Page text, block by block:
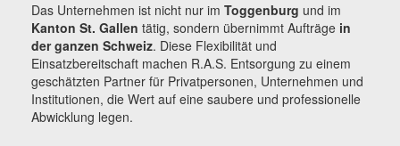
Das Unternehmen ist nicht nur im Toggenburg und im
Kanton St. Gallen tätig, sondern übernimmt Aufträge in
der ganzen Schweiz. Diese Flexibilität und
Einsatzbereitschaft machen R.A.S. Entsorgung zu einem
geschätzten Partner für Privatpersonen, Unternehmen und
Institutionen, die Wert auf eine saubere und professionelle
Abwicklung legen.